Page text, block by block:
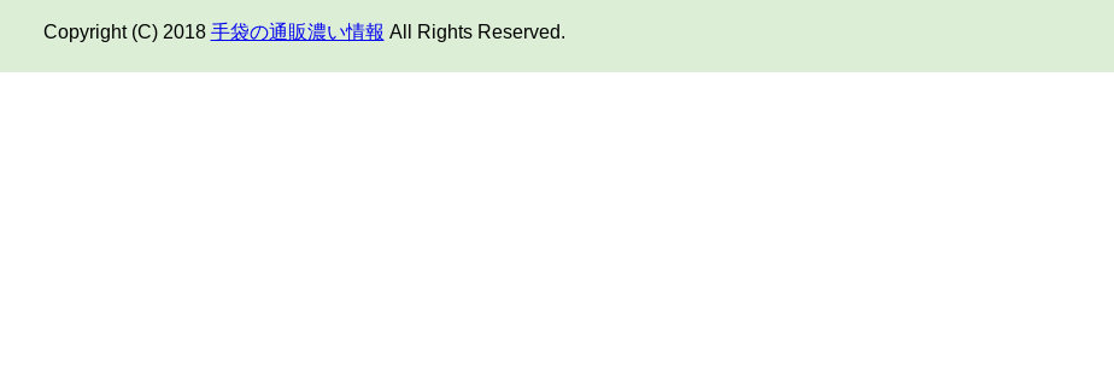
Copyright (C) 2018 手袋の通販濃い情報 All Rights Reserved.